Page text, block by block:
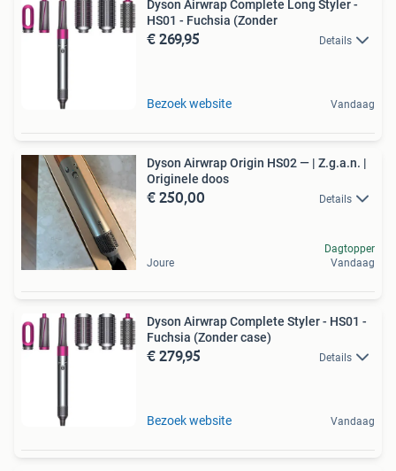
Dyson Airwrap Complete Long Styler -
HS01 - Fuchsia (Zonder
€ 269,95 Details
Bezoek website Vandaag
Dyson Airwrap Origin HS02 — | Z.g.a.n. |
Originele doos
€ 250,00 Details
Joure
Dagtopper
Vandaag
Dyson Airwrap Complete Styler - HS01 -
Fuchsia (Zonder case)
€ 279,95 Details
Bezoek website Vandaag